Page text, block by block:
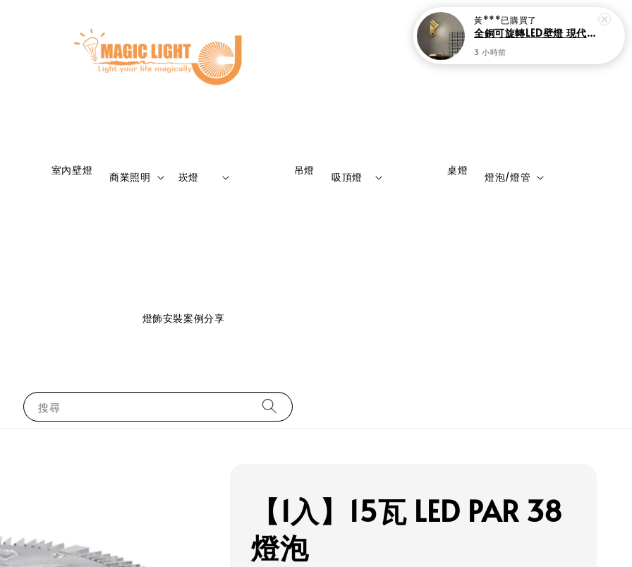
搜尋
商業照明 崁燈 吸頂燈 燈泡/燈管
登入
【1入】15瓦 LED PAR 38
燈泡